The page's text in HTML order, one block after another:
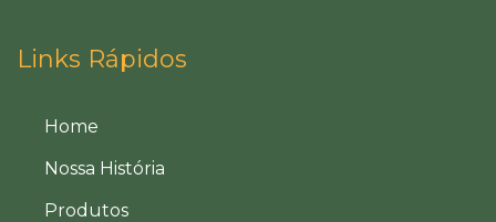
Links Rápidos
Home
Nossa História
Produtos